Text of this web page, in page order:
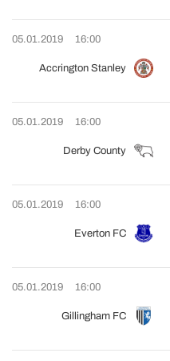
05.01.2019 16:00
Accrington Stanley
05.01.2019 16:00
Derby County
05.01.2019 16:00
Everton FC
05.01.2019 16:00
Gillingham FC